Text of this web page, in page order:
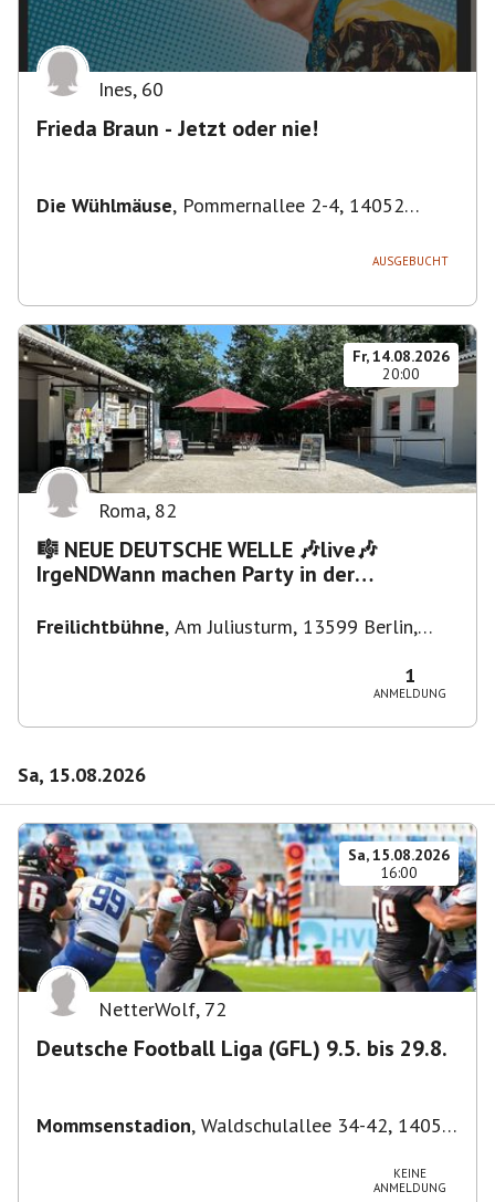
Ines, 60
Frieda Braun - Jetzt oder nie!
Die Wühlmäuse, Pommernallee 2-4, 14052
AUSGEBUCHT
Fr, 14.08.2026
20:00
Roma, 82
🎼 NEUE DEUTSCHE WELLE 🎶live🎶
IrgeNDWann machen Party in der
Freilichtbühne, Am Juliusturm, 13599 Berlin,
1
ANMELDUNG
Sa, 15.08.2026
Sa, 15.08.2026
16:00
NetterWolf, 72
Deutsche Football Liga (GFL) 9.5. bis 29.8.
Mommsenstadion, Waldschulallee 34-42, 14055
KEINE
ANMELDUNG